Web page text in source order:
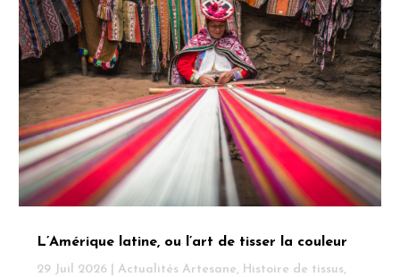
L’Amérique latine, ou l’art de tisser la couleur
29 Juil 2026 Actualités Artesane, Histoire de tissus,